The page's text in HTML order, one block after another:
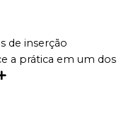
de inserção
a prática em um dos